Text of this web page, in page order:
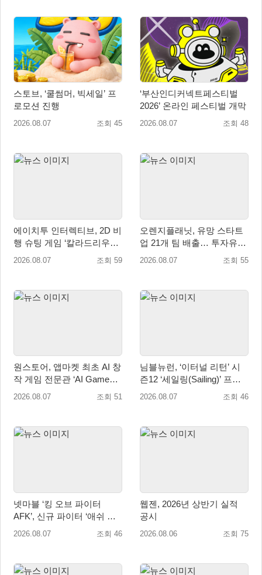
스토브, ‘쿨썸머, 빅세일’ 프
로모션 진행
2026.08.07 조회 45
‘부산인디커넥트페스티벌
2026’ 온라인 페스티벌 개막
2026.08.07 조회 48
에이치투 인터렉티브, 2D 비
행 슈팅 게임 ‘칼라드리우스
2/다크 엘레멘트’ 올 겨울 전
2026.08.07 조회 59
오렌지플래닛, 유망 스타트
업 21개 팀 배출… 투자유치∙
매출성장 성과 눈길
2026.08.07 조회 55
원스토어, 앱마켓 최초 AI 창
작 게임 전문관 ‘AI Games’
오픈
2026.08.07 조회 51
님블뉴런, ‘이터널 리턴’ 시
즌12 ‘세일링(Sailing)’ 프리
시즌 시작
2026.08.07 조회 46
넷마블 ‘킹 오브 파이터
AFK’, 신규 파이터 ‘애쉬 크
림존’ 업데이트
2026.08.07 조회 46
웹젠, 2026년 상반기 실적
공시
2026.08.06 조회 75